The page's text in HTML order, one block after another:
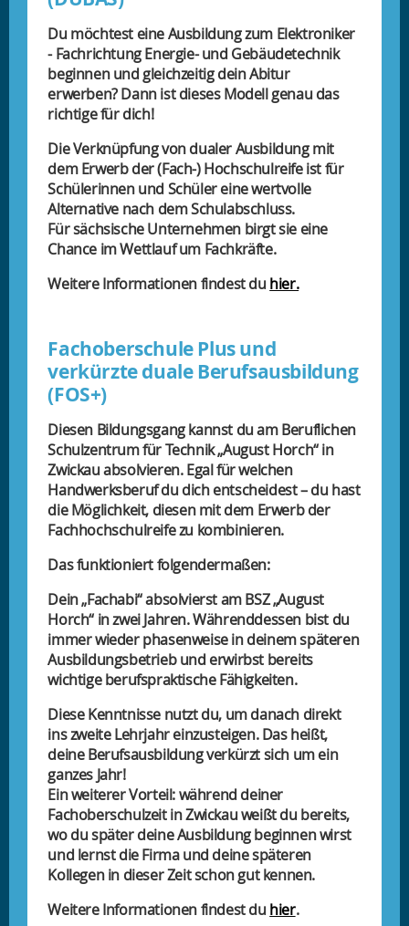
Du möchtest eine Ausbildung zum Elektroniker
- Fachrichtung Energie- und Gebäudetechnik
beginnen und gleichzeitig dein Abitur
erwerben? Dann ist dieses Modell genau das
richtige für dich!
Die Verknüpfung von dualer Ausbildung mit
dem Erwerb der (Fach-) Hochschulreife ist für
Schülerinnen und Schüler eine wertvolle
Alternative nach dem Schulabschluss.
Für sächsische Unternehmen birgt sie eine
Chance im Wettlauf um Fachkräfte.
Weitere Informationen findest du hier.
Fachoberschule Plus und
verkürzte duale Berufsausbildung
(FOS+)
Diesen Bildungsgang kannst du am Beruflichen
Schulzentrum für Technik „August Horch“ in
Zwickau absolvieren. Egal für welchen
Handwerksberuf du dich entscheidest – du hast
die Möglichkeit, diesen mit dem Erwerb der
Fachhochschulreife zu kombinieren.
Das funktioniert folgendermaßen:
Dein „Fachabi“ absolvierst am BSZ „August
Horch“ in zwei Jahren. Währenddessen bist du
immer wieder phasenweise in deinem späteren
Ausbildungsbetrieb und erwirbst bereits
wichtige berufspraktische Fähigkeiten.
Diese Kenntnisse nutzt du, um danach direkt
ins zweite Lehrjahr einzusteigen. Das heißt,
deine Berufsausbildung verkürzt sich um ein
ganzes Jahr!
Ein weiterer Vorteil: während deiner
Fachoberschulzeit in Zwickau weißt du bereits,
wo du später deine Ausbildung beginnen wirst
und lernst die Firma und deine späteren
Kollegen in dieser Zeit schon gut kennen.
Weitere Informationen findest du hier.